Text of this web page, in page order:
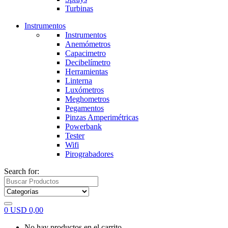
Turbinas
Instrumentos
Instrumentos
Anemómetros
Capacimetro
Decibelímetro
Herramientas
Linterna
Luxómetros
Meghometros
Pegamentos
Pinzas Amperimétricas
Powerbank
Tester
Wifi
Pirograbadores
Search for:
0 USD 0,00